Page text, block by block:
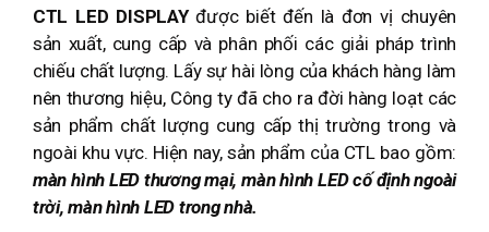
CTL LED DISPLAYđược biết đến là đơn vị chuyên
sản xuất, cung cấp và phân phối các giải pháp trình
chiếu chất lượng. Lấy sự hài lòng của khách hàng làm
nên thương hiệu, Công ty đã cho ra đời hàng loạt các
sản phẩm chất lượng cung cấp thị trường trong và
ngoài khu vực. Hiện nay, sản phẩm của CTL bao gồm:
màn hình LED thương mại, màn hình LED cố định ngoài
trời, màn hình LED trong nhà.